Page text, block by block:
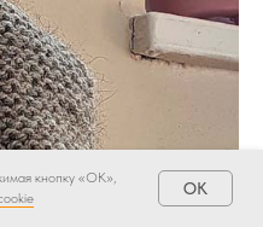
кнопку «ОК»,
OK